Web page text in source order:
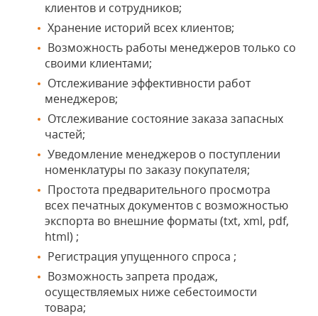
клиентов и сотрудников;
Хранение историй всех клиентов;
Возможность работы менеджеров только со
своими клиентами;
Отслеживание эффективности работ
менеджеров;
Отслеживание состояние заказа запасных
частей;
Уведомление менеджеров о поступлении
номенклатуры по заказу покупателя;
Простота предварительного просмотра
всех печатных документов с возможностью
экспорта во внешние форматы (txt, xml, pdf,
html) ;
Регистрация упущенного спроса ;
Возможность запрета продаж,
осуществляемых ниже себестоимости
товара;